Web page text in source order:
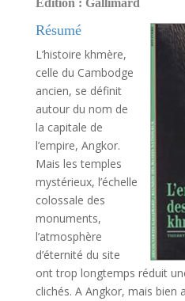
Edition : Gallimard
Résumé
L’histoire khmère,
celle du Cambodge
ancien, se définit
autour du nom de
la capitale de
l’empire, Angkor.
Mais les temples
mystérieux, l’échelle
colossale des
monuments,
l’atmosphère
d’éternité du site
ont trop longtemps réduit
clichés. A Angkor, mais bien